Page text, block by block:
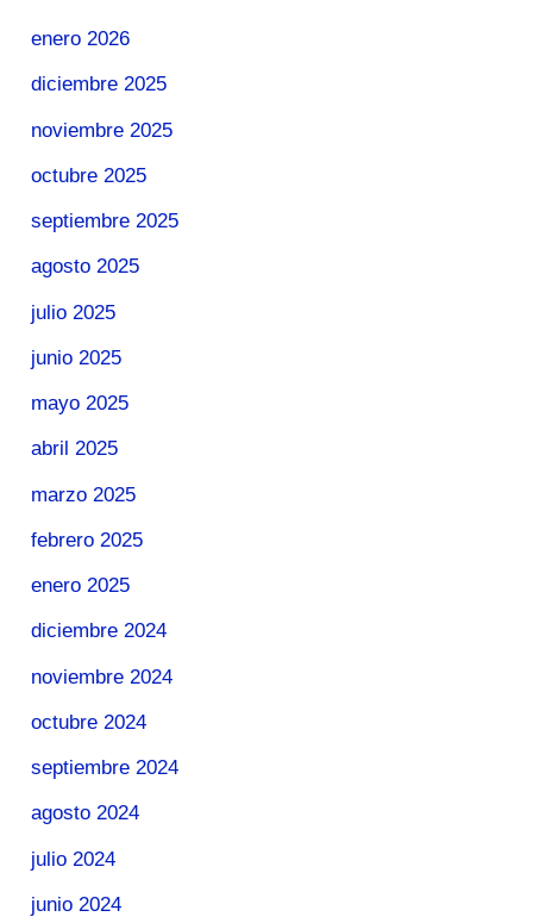
enero 2026
diciembre 2025
noviembre 2025
octubre 2025
septiembre 2025
agosto 2025
julio 2025
junio 2025
mayo 2025
abril 2025
marzo 2025
febrero 2025
enero 2025
diciembre 2024
noviembre 2024
octubre 2024
septiembre 2024
agosto 2024
julio 2024
junio 2024